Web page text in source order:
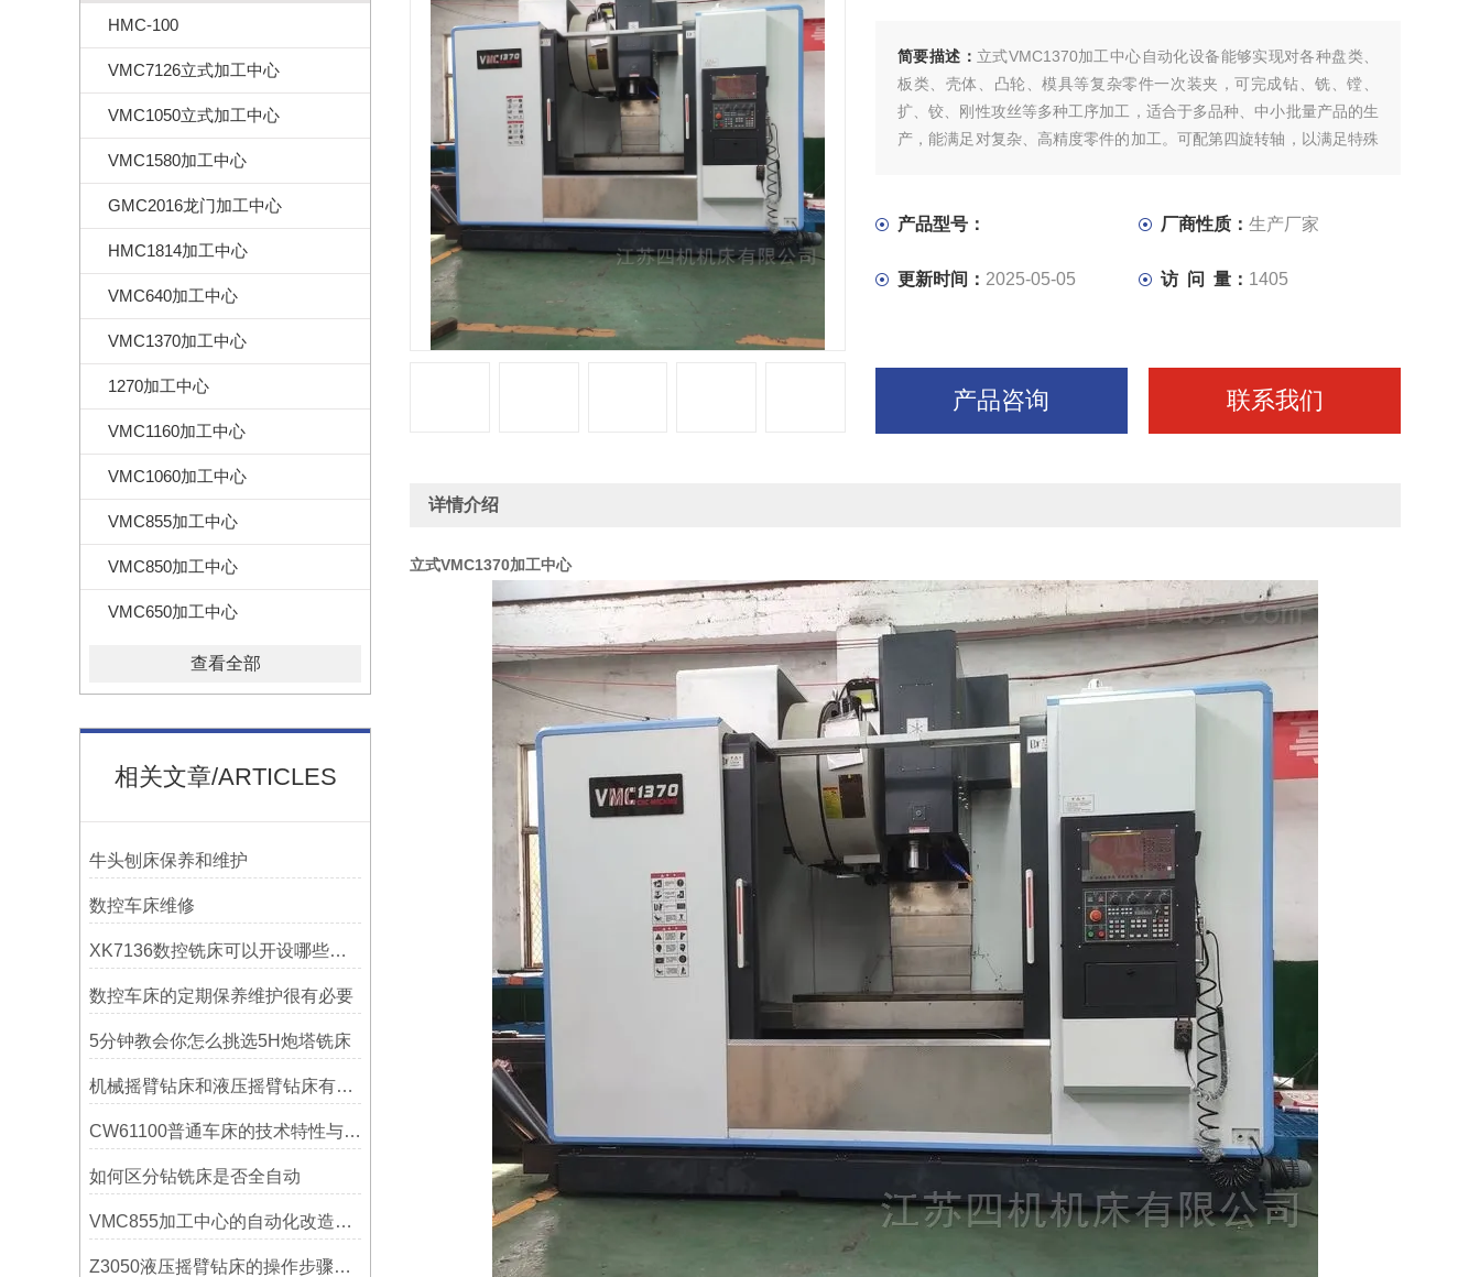
HMC-100
VMC7126立式加工中心
VMC1050立式加工中心
VMC1580加工中心
GMC2016龙门加工中心
HMC1814加工中心
VMC640加工中心
VMC1370加工中心
1270加工中心
VMC1160加工中心
VMC1060加工中心
VMC855加工中心
VMC850加工中心
VMC650加工中心
查看全部
相关文章/ARTICLES
牛头刨床保养和维护
数控车床维修
XK7136数控铣床可以开设哪些考核项目？
数控车床的定期保养维护很有必要
5分钟教会你怎么挑选5H炮塔铣床
机械摇臂钻床和液压摇臂钻床有什么区别
CW61100普通车床的技术特性与操作优势
如何区分钻铣床是否全自动
VMC855加工中心的自动化改造与智能化应用说明
Z3050液压摇臂钻床的操作步骤与安全注意事项
简要描述： 立式VMC1370加工中心自动化设备能够实现对各种盘类、
板类、壳体、凸轮、模具等复杂零件一次装夹，可完成钻、铣、镗、
扩、铰、刚性攻丝等多种工序加工，适合于多品种、中小批量产品的生
产，能满足对复杂、高精度零件的加工。可配第四旋转轴，以满足特殊
产品型号： 厂商性质： 生产厂家
更新时间： 2025-05-05 访 问 量： 1405
产品咨询 联系我们
详情介绍
立式VMC1370加工中心